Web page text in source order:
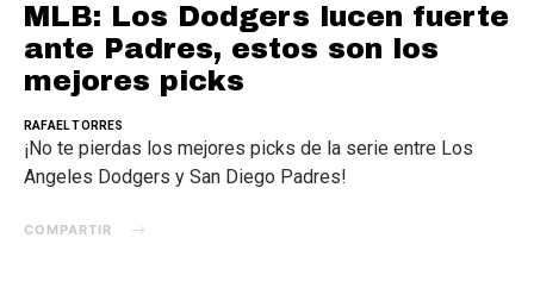
MLB: Los Dodgers lucen fuerte
ante Padres, estos son los
mejores picks
RAFAEL TORRES
¡No te pierdas los mejores picks de la serie entre Los
Angeles Dodgers y San Diego Padres!
COMPARTIR